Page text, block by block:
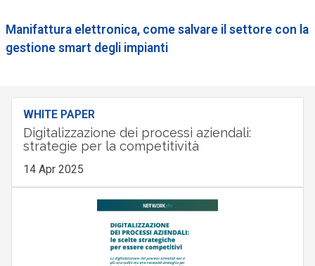
Manifattura elettronica, come salvare il settore con la
gestione smart degli impianti
WHITE PAPER
Digitalizzazione dei processi aziendali:
strategie per la competitività
14 Apr 2025